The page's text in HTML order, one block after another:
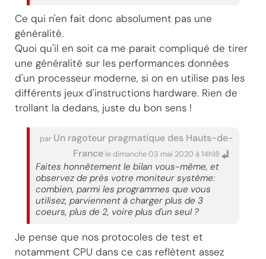
Ce qui n'en fait donc absolument pas une
généralité.
Quoi qu'il en soit ca me parait compliqué de tirer
une généralité sur les performances données
d'un processeur moderne, si on en utilise pas les
différents jeux d'instructions hardware. Rien de
trollant la dedans, juste du bon sens !
par Un ragoteur pragmatique des Hauts-de-
France le dimanche 03 mai 2020 à 14h18
Faites honnêtement le bilan vous-même, et
observez de près votre moniteur système:
combien, parmi les programmes que vous
utilisez, parviennent à charger plus de 3
coeurs, plus de 2, voire plus d'un seul ?
Je pense que nos protocoles de test et
notamment CPU dans ce cas reflètent assez